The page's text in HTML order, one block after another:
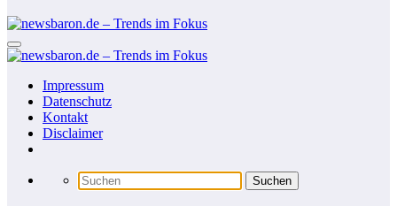
Impressum
Datenschutz
Kontakt
Disclaimer